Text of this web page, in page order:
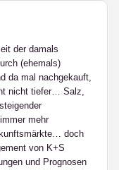
der damals
(ehemals)
da mal nachgekauft,
nicht tiefer… Salz,
mehr
doch
von K+S
und Prognosen